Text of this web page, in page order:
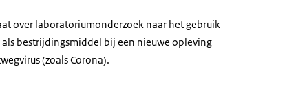
over laboratoriumonderzoek naar het gebruik
bestrijdingsmiddel bij een nieuwe opleving
(zoals Corona).